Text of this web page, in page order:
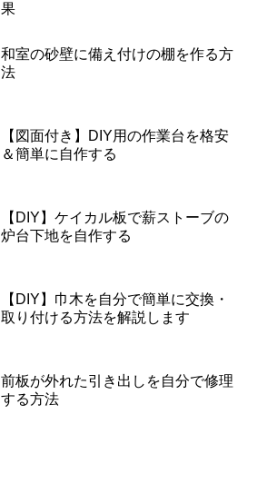
果
和室の砂壁に備え付けの棚を作る方
法
【図面付き】DIY用の作業台を格安
＆簡単に自作する
【DIY】ケイカル板で薪ストーブの
炉台下地を自作する
【DIY】巾木を自分で簡単に交換・
取り付ける方法を解説します
前板が外れた引き出しを自分で修理
する方法